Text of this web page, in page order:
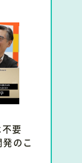
要
のこ